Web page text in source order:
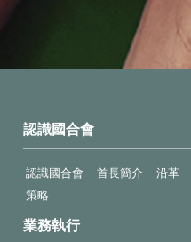
認識國合會
認識國合會 首長簡介 沿革
策略
業務執行